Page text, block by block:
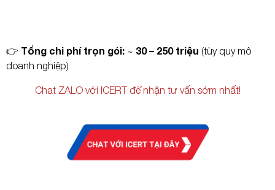
👉 Tổng chi phí trọn gói: ~ 30 – 250 triệu (tùy quy mô
doanh nghiệp)
Chat ZALO với ICERT để nhận tư vấn sớm nhất!